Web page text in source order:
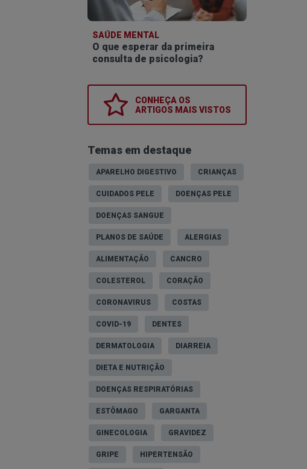
SAÚDE MENTAL
O que esperar da primeira
consulta de psicologia?
CONHEÇA OS
ARTIGOS MAIS VISTOS
Temas em destaque
APARELHO DIGESTIVO CRIANÇAS
CUIDADOS PELE DOENÇAS PELE
DOENÇAS SANGUE
PLANOS DE SAÚDE ALERGIAS
ALIMENTAÇÃO CANCRO
COLESTEROL CORAÇÃO
CORONAVIRUS COSTAS
COVID-19 DENTES
DERMATOLOGIA DIARREIA
DIETA E NUTRIÇÃO
DOENÇAS RESPIRATÓRIAS
ESTÔMAGO GARGANTA
GINECOLOGIA GRAVIDEZ
GRIPE HIPERTENSÃO